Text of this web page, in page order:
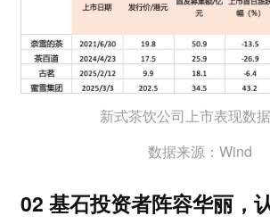
新式茶饮公司上市表现数
数据来源：Wind
02 基石投资者阵容华丽，